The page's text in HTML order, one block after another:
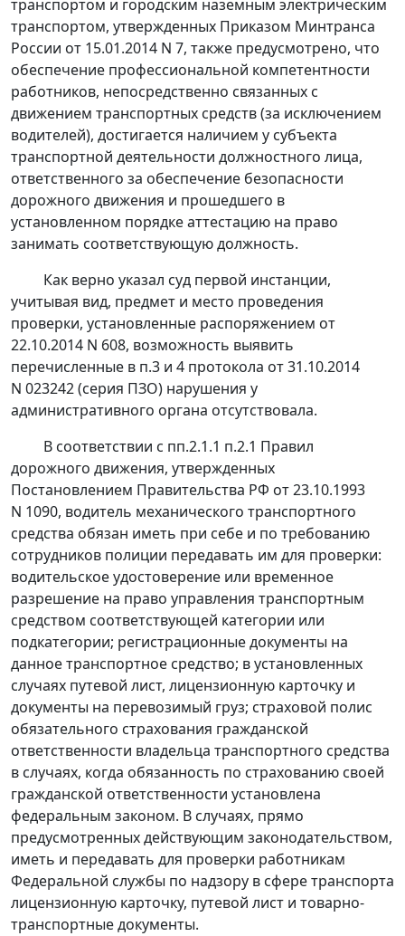
транспортом и городским наземным электрическим
транспортом, утвержденных Приказом Минтранса
России от 15.01.2014 N 7, также предусмотрено, что
обеспечение профессиональной компетентности
работников, непосредственно связанных с
движением транспортных средств (за исключением
водителей), достигается наличием у субъекта
транспортной деятельности должностного лица,
ответственного за обеспечение безопасности
дорожного движения и прошедшего в
установленном порядке аттестацию на право
занимать соответствующую должность.
Как верно указал суд первой инстанции,
учитывая вид, предмет и место проведения
проверки, установленные распоряжением от
22.10.2014 N 608, возможность выявить
перечисленные в п.3 и 4 протокола от 31.10.2014
N 023242 (серия ПЗО) нарушения у
административного органа отсутствовала.
В соответствии с пп.2.1.1 п.2.1 Правил
дорожного движения, утвержденных
Постановлением Правительства РФ от 23.10.1993
N 1090, водитель механического транспортного
средства обязан иметь при себе и по требованию
сотрудников полиции передавать им для проверки:
водительское удостоверение или временное
разрешение на право управления транспортным
средством соответствующей категории или
подкатегории; регистрационные документы на
данное транспортное средство; в установленных
случаях путевой лист, лицензионную карточку и
документы на перевозимый груз; страховой полис
обязательного страхования гражданской
ответственности владельца транспортного средства
в случаях, когда обязанность по страхованию своей
гражданской ответственности установлена
федеральным законом. В случаях, прямо
предусмотренных действующим законодательством,
иметь и передавать для проверки работникам
Федеральной службы по надзору в сфере транспорта
лицензионную карточку, путевой лист и товарно-
транспортные документы.